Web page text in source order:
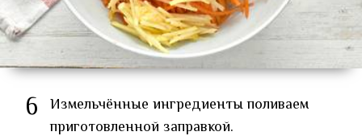
6 Измельчённые ингредиенты поливаем
приготовленной заправкой.